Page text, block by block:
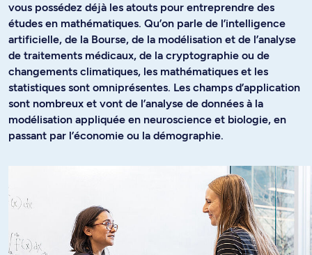
vous possédez déjà les atouts pour entreprendre des
études en mathématiques. Qu’on parle de l’intelligence
artificielle, de la Bourse, de la modélisation et de l’analyse
de traitements médicaux, de la cryptographie ou de
changements climatiques, les mathématiques et les
statistiques sont omniprésentes. Les champs d’application
sont nombreux et vont de l’analyse de données à la
modélisation appliquée en neuroscience et biologie, en
passant par l’économie ou la démographie.